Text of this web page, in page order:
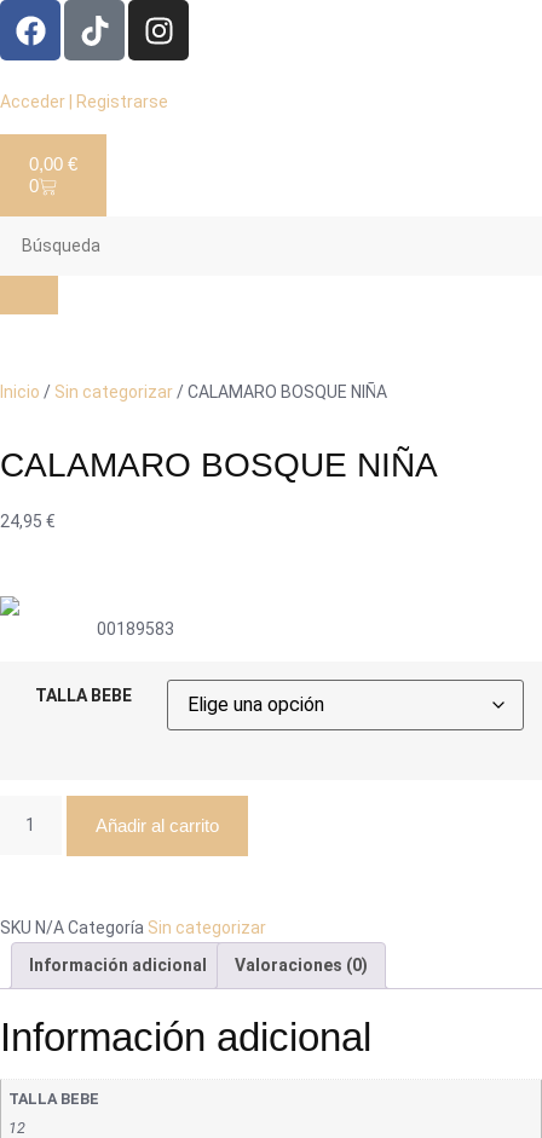
Acceder | Registrarse
0,00 €
0
Inicio / Sin categorizar/ CALAMARO BOSQUE NIÑA
CALAMARO BOSQUE NIÑA
24,95 €
00189583
TALLA BEBE
Añadir al carrito
SKU N/ACategoría Sin categorizar
Información adicional
Valoraciones (0)
Información adicional
TALLA BEBE
12